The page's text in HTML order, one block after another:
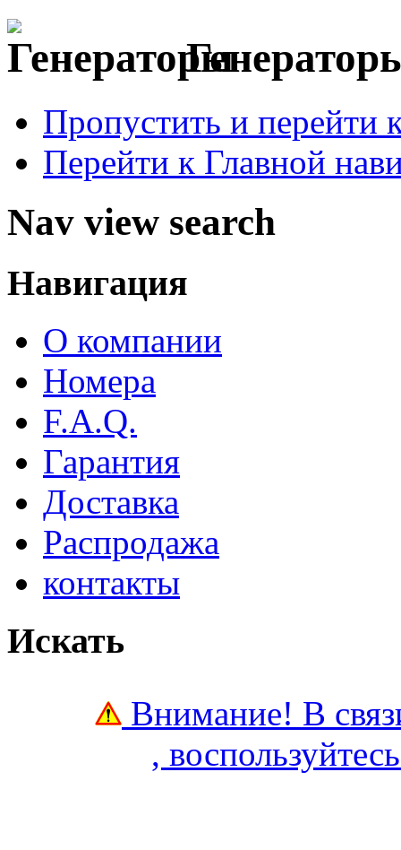
Пропустить и перейти
Перейти к Главной
Nav view search
Навигация
О компании
Номера
F.A.Q.
Гарантия
Доставка
Распродажа
контакты
Искать
Внимание! В
,